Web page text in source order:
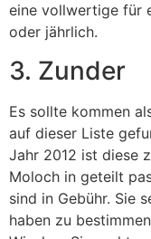
eine vollwertige für
oder jährlich.
3. Zunder
Es sollte kommen
auf dieser Liste
Jahr 2012 ist diese
Moloch in geteilt
sind in Gebühr. Sie
haben zu